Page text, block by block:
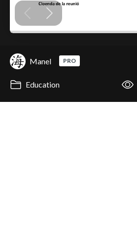
Manel PRO
Education